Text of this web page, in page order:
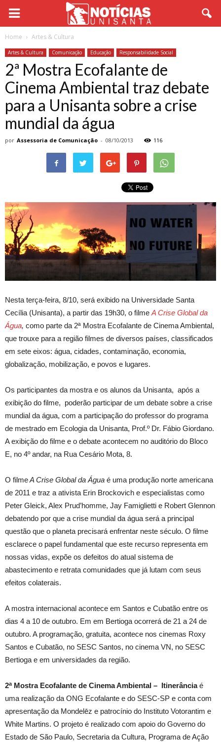
Home Artes & Cultura
Artes & Cultura Comunicação Educação Responsabilidade Social
2ª Mostra Ecofalante de
Cinema Ambiental traz debate
para a Unisanta sobre a crise
mundial da água
por Assessoria de Comunicação - 08/10/2013 116
Nesta terça-feira, 8/10, será exibido na Universidade Santa
Cecília (Unisanta), a partir das 19h30, o filmeA Crise Global da
Água, como parte da 2ª Mostra Ecofalante de Cinema Ambiental,
que trouxe para a região filmes de diversos países, classificados
em sete eixos: água, cidades, contaminação, economia,
globalização, mobilização, e povos e lugares.
Os participantes da mostra e os alunos da Unisanta, após a
exibição do filme, poderão participar de um debate sobre a crise
mundial da água, com a participação do professor do programa
de mestrado em Ecologia da Unisanta, Prof.º Dr. Fábio Giordano.
A exibição do filme e o debate acontecem no auditório do Bloco
E, no 4º andar, na Rua Cesário Mota, 8.
O filmeA Crise Global da Água é uma produção norte americana
de 2011 e traz a ativista Erin Brockovich e especialistas como
Peter Gleick, Alex Prud’homme, Jay Famiglietti e Robert Glennon
debatendo por que a crise mundial da água será a principal
questão que o planeta precisará enfrentar neste século. O filme
esclarece o papel fundamental que este recurso representa em
nossas vidas, expõe os defeitos do atual sistema de
abastecimento e retrata comunidades que já lutam com seus
efeitos colaterais.
A mostra internacional acontece em Santos e Cubatão entre os
dias 4 a 10 de outubro. Em em Bertioga ocorrerá de 21 a 24 de
outubro. A programação, gratuita, acontece nos cinemas Roxy
Santos e Cubatão, no SESC Santos, no cinema VN, no SESC
Bertioga e em universidades da região.
2aMostra Ecofalante de Cinema Ambiental – Itinerânciaé
uma realização da ONG Ecofalante e do SESC-SP e conta com
apresentação da Mondelēz e patrocínio do Instituto Votorantim e
White Martins. O projeto é realizado com apoio do Governo do
Estado de São Paulo, Secretaria da Cultura, Programa de Ação